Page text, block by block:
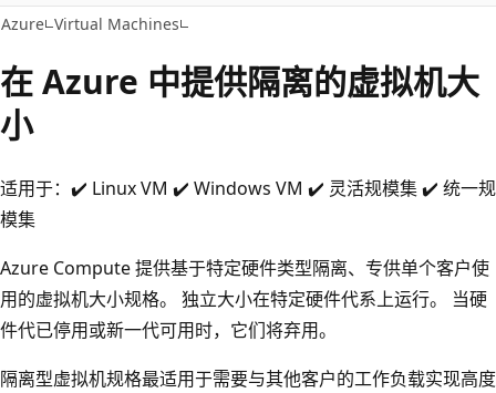
Azure Virtual Machines
在 Azure 中提供隔离的虚拟机大
小
适用于：✔️ Linux VM ✔️ Windows VM ✔️ 灵活规模集 ✔️ 统一规
模集
Azure Compute 提供基于特定硬件类型隔离、专供单个客户使
用的虚拟机大小规格。 独立大小在特定硬件代系上运行。 当硬
件代已停用或新一代可用时，它们将弃用。
隔离型虚拟机规格最适用于需要与其他客户的工作负载实现高度